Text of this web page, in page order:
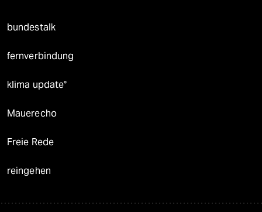
bundestalk
fernverbindung
klima update°
Mauerecho
Freie Rede
reingehen